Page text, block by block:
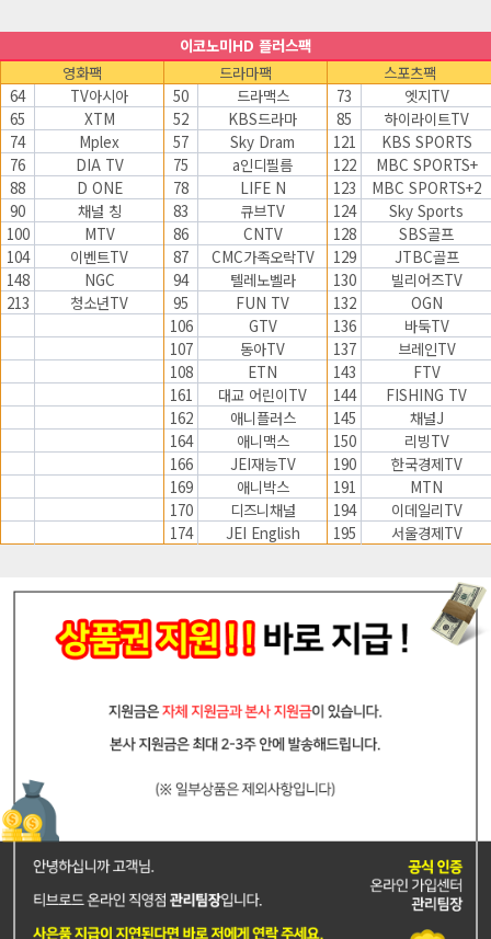
이코노미HD 플러스팩
영화팩
드라마팩
스포츠팩
64
TV아시아 50 드라맥스 73
엣지TV
65
XTM 52 KBS드라마 85
하이라이트TV
74
Mplex 57 Sky Dram 121
KBS SPORTS
76
DIA TV 75 a인디필름 122
MBC SPORTS+
88
D ONE 78 LIFE N 123
MBC SPORTS+2
90
채널 칭 83 큐브TV 124
Sky Sports
100
MTV 86 CNTV 128
SBS골프
104
이벤트TV 87 CMC가족오락TV 129
JTBC골프
148
NGC 94 텔레노벨라 130
빌리어즈TV
213
청소년TV 95 FUN TV 132
OGN
106
GTV 136
바둑TV
107
동아TV 137
브레인TV
108
ETN 143
FTV
161
대교 어린이TV 144
FISHING TV
162
애니플러스 145
채널J
164
애니맥스 150
리빙TV
166
JEI재능TV 190
한국경제TV
169
애니박스 191
MTN
170
디즈니채널 194
이데일리TV
174
JEI English 195 서울경제TV